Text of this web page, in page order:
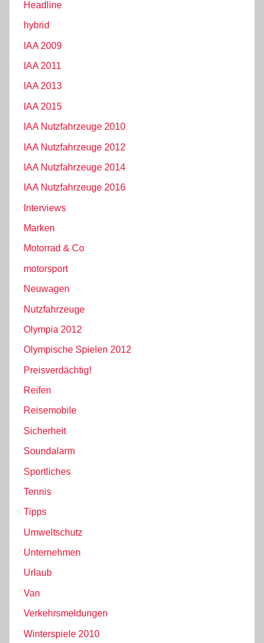
Headline
hybrid
IAA 2009
IAA 2011
IAA 2013
IAA 2015
IAA Nutzfahrzeuge 2010
IAA Nutzfahrzeuge 2012
IAA Nutzfahrzeuge 2014
IAA Nutzfahrzeuge 2016
Interviews
Marken
Motorrad & Co
motorsport
Neuwagen
Nutzfahrzeuge
Olympia 2012
Olympische Spielen 2012
Preisverdächtig!
Reifen
Reisemobile
Sicherheit
Soundalarm
Sportliches
Tennis
Tipps
Umweltschutz
Unternehmen
Urlaub
Van
Verkehrsmeldungen
Winterspiele 2010